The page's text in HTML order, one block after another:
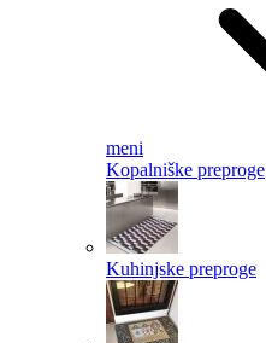
meni
Kopalniške preproge
Kuhinjske preproge